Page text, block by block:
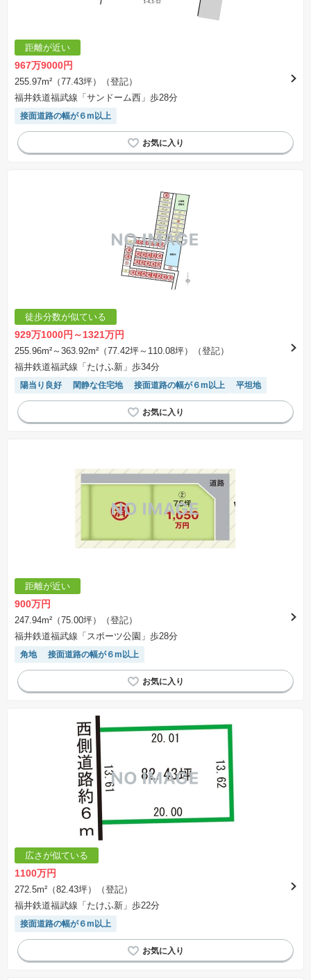
距離が近い
967万9000円
255.97m²（77.43坪）（登記）
福井鉄道福武線「サンドーム西」歩28分
接面道路の幅が６m以上
徒歩分数が似ている
929万1000円～1321万円
255.96m²～363.92m²（77.42坪～110.08坪）（登記）
福井鉄道福武線「たけふ新」歩34分
陽当り良好 閑静な住宅地 接面道路の幅が６m以上 平坦地
距離が近い
900万円
247.94m²（75.00坪）（登記）
福井鉄道福武線「スポーツ公園」歩28分
角地 接面道路の幅が６m以上
広さが似ている
1100万円
272.5m²（82.43坪）（登記）
福井鉄道福武線「たけふ新」歩22分
接面道路の幅が６m以上